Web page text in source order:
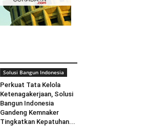
Solusi Bangun Indonesia
Perkuat Tata Kelola
Ketenagakerjaan, Solusi
Bangun Indonesia
Gandeng Kemnaker
Tingkatkan Kepatuhan...